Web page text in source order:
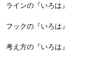
ラインの『いろは』
フックの『いろは』
考え方の『いろは』